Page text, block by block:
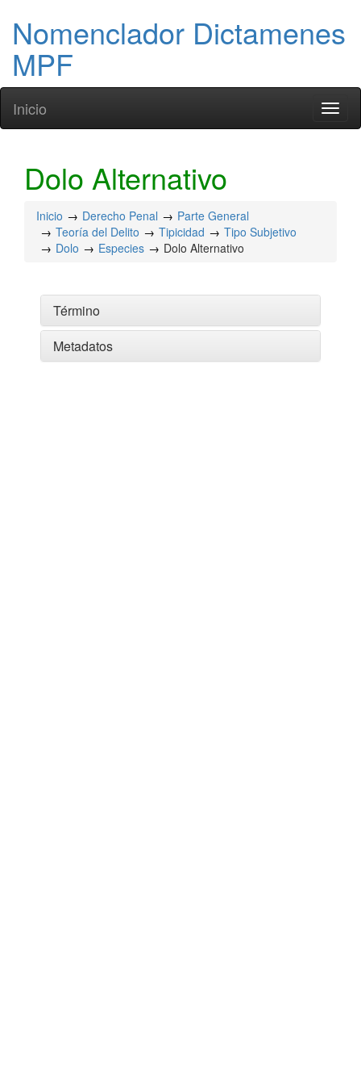
Nomenclador Dictamenes
MPF
Inicio
Dolo Alternativo
Inicio Derecho Penal
Parte General
Teoría del Delito
Tipicidad
Tipo Subjetivo
Dolo
Especies Dolo Alternativo
Término
Metadatos